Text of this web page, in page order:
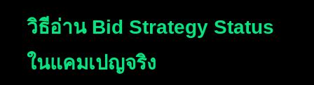
วิธีอ่าน Bid Strategy Status
ในแคมเปญจริง